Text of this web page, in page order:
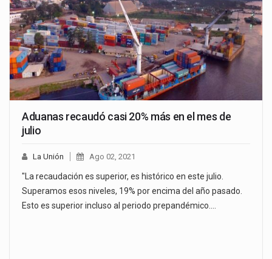
Aduanas recaudó casi 20% más en el mes de
julio
La Unión Ago 02, 2021
"La recaudación es superior, es histórico en este julio.
Superamos esos niveles, 19% por encima del año pasado.
Esto es superior incluso al periodo prepandémico.…